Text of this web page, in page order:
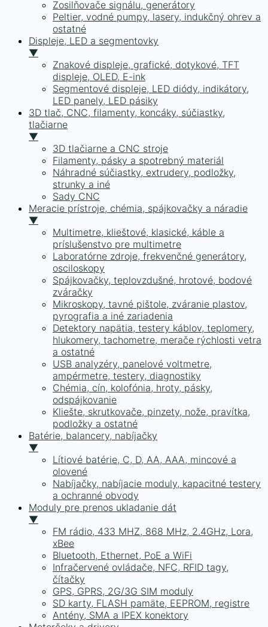
Zosilňovače signálu, generátory
Peltier, vodné pumpy, lasery, indukčný ohrev a
ostatné
Displeje, LED a segmentovky
▼
Znakové displeje, grafické, dotykové, TFT
displeje, OLED, E-ink
Segmentové displeje, LED diódy, indikátory,
LED panely, LED pásiky
3D tlač, CNC, filamenty, koncáky, súčiastky,
tlačiarne
▼
3D tlačiarne a CNC stroje
Filamenty, pásky a spotrebný materiál
Náhradné súčiastky, extrudery, podložky,
strunky a iné
Sady CNC
Meracie prístroje, chémia, spájkovačky a náradie
▼
Multimetre, klieštové, klasické, káble a
príslušenstvo pre multimetre
Laboratórne zdroje, frekvenčné generátory,
osciloskopy
Spájkovačky, teplovzdušné, hrotové, bodové
zváračky
Mikroskopy, tavné pištole, zváranie plastov,
pyrografia a iné zariadenia
Detektory napätia, testery káblov, teplomery,
hlukomery, tachometre, merače rýchlosti vetra
a ostatné
USB analyzéry, panelové voltmetre,
ampérmetre, testery, diagnostiky
Chémia, cín, kolofónia, hroty, pásky,
odspájkovanie
Kliešte, skrutkovače, pinzety, nože, pravítka,
podložky a ostatné
Batérie, balancery, nabíjačky
▼
Lítiové batérie, C, D, AA, AAA, mincové a
olovené
Nabíjačky, nabíjacie moduly, kapacitné testery
a ochranné obvody
Moduly pre prenos ukladanie dát
▼
FM rádio, 433 MHZ, 868 MHz, 2.4GHz, Lora,
xBee
Bluetooth, Ethernet, PoE a WiFi
Infračervené ovládače, NFC, RFID tagy,
čítačky
GPS, GPRS, 2G/3G SIM moduly
SD karty, FLASH pamäte, EEPROM, registre
Antény, SMA a IPEX konektory